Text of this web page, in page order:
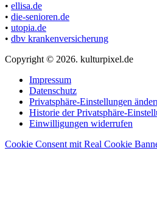
• ellisa.de
• die-senioren.de
• utopia.de
• dbv krankenversicherung
Copyright © 2026. kulturpixel.de
Impressum
Datenschutz
Privatsphäre-Einstellungen
Historie der Privatsphäre-
Einwilligungen widerrufen
Cookie Consent mit Real Cookie